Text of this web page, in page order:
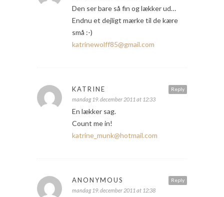
Den ser bare så fin og lækker ud…
Endnu et dejligt mærke til de kære
små :-)
katrinewolff85@gmail.com
Reply
KATRINE
mandag 19. december 2011 at 12:33
En lækker sag.
Count me in!
katrine_munk@hotmail.com
Reply
ANONYMOUS
mandag 19. december 2011 at 12:38